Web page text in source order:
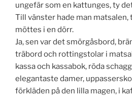
ungefär som en kattunges, ty
Till vänster hade man
möttes i en dörr.
Ja, sen var det smörgåsbord,
träbord och rottingstolar i
kassa och kassabok, röda
elegantaste damer,
förkläden på den lilla magen, i